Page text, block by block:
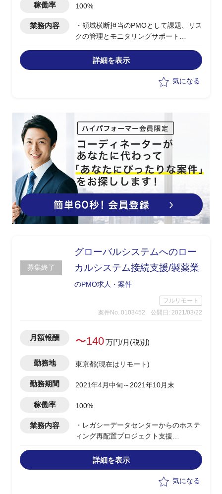
稼働率 100%
業務内容
・領域横断担当のPMOとして課題、リス
クの管理とモニタリングサポート
管理指針を、現場での運用として展開
・ステークホルダー間の合意に向けた会
詳細を表示
気になる
募集終了
グローバルシステムへのロー
カルシステム接続支援/製薬業
のPMO求人・案件
フルリモート
案件No. 0103452
公開日: 2021/03/22
月額報酬 〜140万円/月(税別)
勤務地 東京都(現在はリモート)
勤務期間 2021年4月中旬～2021年10月末
稼働率 100%
業務内容
・レガシーデータセンターからのホステ
ィング再配置プロジェクト支援
ニケーションサポート
・ソリューションデザインとデリバリー
詳細を表示
気になる